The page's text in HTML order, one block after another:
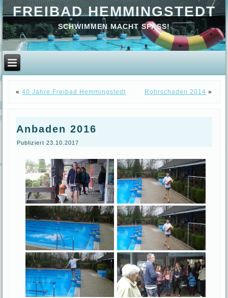
FREIBAD HEMMINGSTEDT
SCHWIMMEN MACHT SPASS!
«40 Jahre Freibad Hemmingstedt Rohrschaden 2014 »
Anbaden 2016
Publiziert 23.10.2017